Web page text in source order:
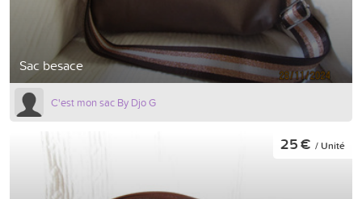
Sac besace
C'est mon sac By Djo G
25 € / Unité